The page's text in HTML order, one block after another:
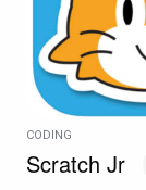
CODING
Scratch Jr